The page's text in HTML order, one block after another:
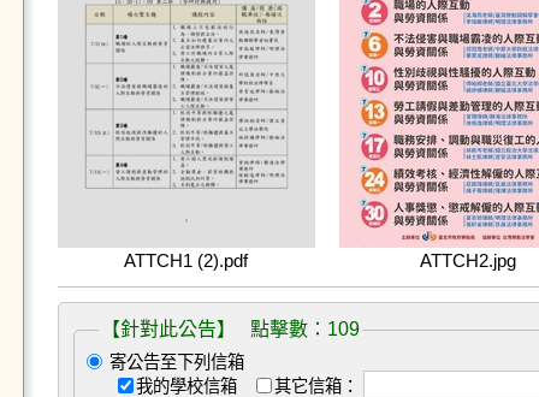
ATTCH1 (2).pdf ATTCH2.jpg
【針對此公告】 點擊數：109
寄公告至下列信箱
我的學校信箱
其它信箱：